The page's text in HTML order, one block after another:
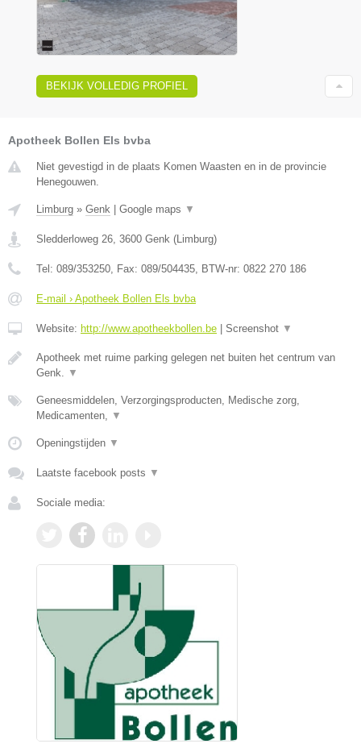
BEKIJK VOLLEDIG PROFIEL
Apotheek Bollen Els bvba
Niet gevestigd in de plaats Komen Waasten en in de provincie
Henegouwen.
Limburg » Genk | Google maps ▼
Sledderloweg 26 3600 Genk (Limburg)
Tel: 089/353250 , Fax: 089/504435 , BTW-nr: 0822 270 186
E-mail › Apotheek Bollen Els bvba
Website: http://www.apotheekbollen.be | Screenshot ▼
Apotheek met ruime parking gelegen net buiten het centrum van
Genk.
▼
Geneesmiddelen, Verzorgingsproducten, Medische zorg,
Medicamenten,
▼
Openingstijden ▼
Laatste facebook posts ▼
Sociale media: